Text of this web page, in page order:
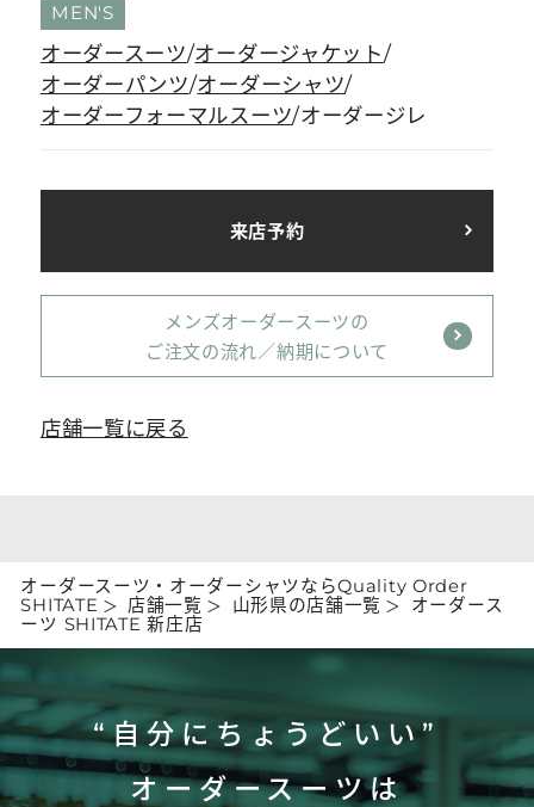
MEN'S
オーダースーツ オーダージャケット
オーダーパンツ オーダーシャツ
オーダーフォーマルスーツ オーダージレ
来店予約
メンズオーダースーツの
ご注文の流れ／納期について
店舗一覧に戻る
オーダースーツ・オーダーシャツならQuality Order
SHITATE
店舗一覧 山形県の店舗一覧
オーダース
ーツ SHITATE 新庄店
“自分にちょうどいい”
オーダースーツは